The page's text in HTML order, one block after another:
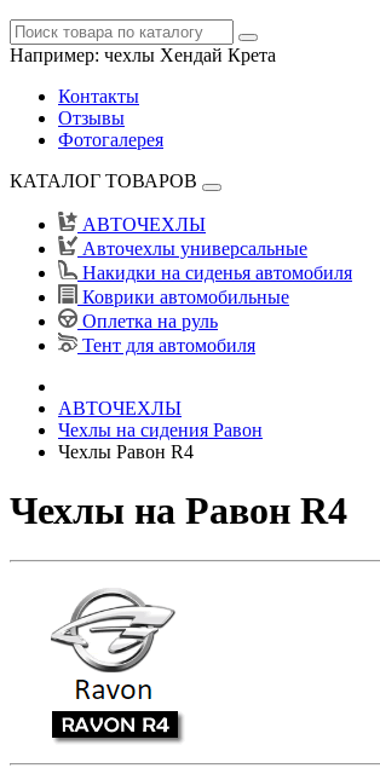
Например: чехлы Хендай Крета
Контакты
Отзывы
Фотогалерея
КАТАЛОГ ТОВАРОВ
АВТОЧЕХЛЫ
Авточехлы универсальные
Накидки на сиденья автомобиля
Коврики автомобильные
Оплетка на руль
Тент для автомобиля
АВТОЧЕХЛЫ
Чехлы на сидения Равон
Чехлы Равон R4
Чехлы на Равон R4